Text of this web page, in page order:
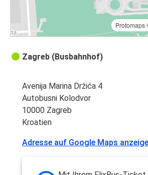
Protomaps
Zagreb (Busbahnhof)
Avenija Marina Držića 4
Autobusni Kolodvor
10000 Zagreb
Kroatien
Adresse auf Google Maps